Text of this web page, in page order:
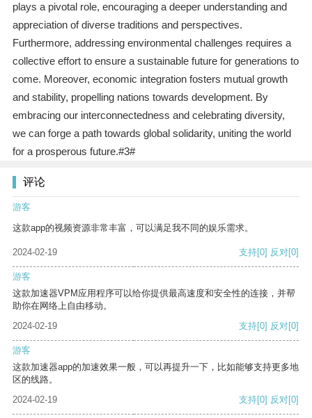
plays a pivotal role, encouraging a deeper understanding and
appreciation of diverse traditions and perspectives.
Furthermore, addressing environmental challenges requires a
collective effort to ensure a sustainable future for generations to
come. Moreover, economic integration fosters mutual growth
and stability, propelling nations towards development. By
embracing our interconnectedness and celebrating diversity,
we can forge a path towards global solidarity, uniting the world
for a prosperous future.#3#
评论
游客
这款app的视频资源非常丰富，可以满足我不同的娱乐需求。
2024-02-19 支持[0] 反对[0]
游客
这款加速器VPM应用程序可以给你提供最高速度和安全性的连接，并帮
助你在网络上自由移动。
2024-02-19
支持[0] 反对[0]
游客
这款加速器app的加速效果一般，可以再提升一下，比如能够支持更多地
区的线路。
2024-02-19
支持[0] 反对[0]